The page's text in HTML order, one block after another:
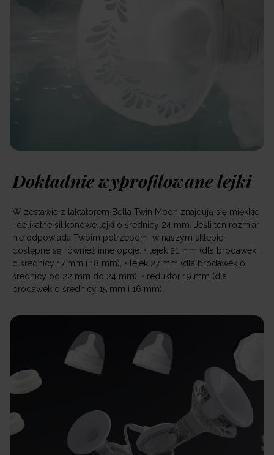
Dokładnie wyprofilowane lejki
W zestawie z laktatorem Bella Twin Moon znajdują się miękkie
i delikatne silikonowe lejki o średnicy 24 mm. Jeśli ten rozmiar
nie odpowiada Twoim potrzebom, w naszym sklepie
dostępne są również inne opcje: • lejek 21 mm (dla brodawek
o średnicy 17 mm i 18 mm), • lejek 27 mm (dla brodawek o
średnicy od 22 mm do 24 mm), • reduktor 19 mm (dla
brodawek o średnicy 15 mm i 16 mm).